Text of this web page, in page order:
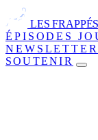
LES FRAPPÉS
ÉPISODES
NEWSLETTER
SOUTENIR